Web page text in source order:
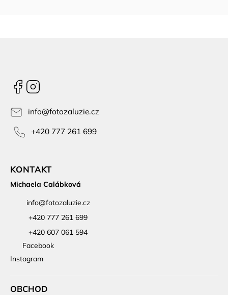
Facebook
info@fotozaluzie.cz
+420 777 261 699
KONTAKT
Michaela Calábková
info@fotozaluzie.cz
+420 777 261 699
+420 607 061 594
Facebook
Instagram
OBCHOD